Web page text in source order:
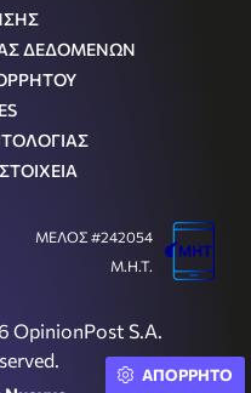
ΔΕΔΟΜΕΝΩΝ
OpinionPost S.A.
ΜΕΛΟΣ #242054
Μ.Η.Τ.
ΑΠΟΡΡΗΤΟ